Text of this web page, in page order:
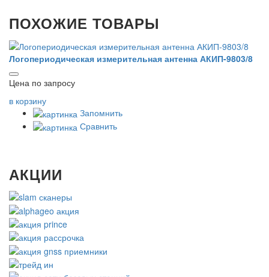
ПОХОЖИЕ ТОВАРЫ
Логопериодическая измерительная антенна АКИП-9803/8
Цена по запросу
в корзину
Запомнить
Сравнить
АКЦИИ